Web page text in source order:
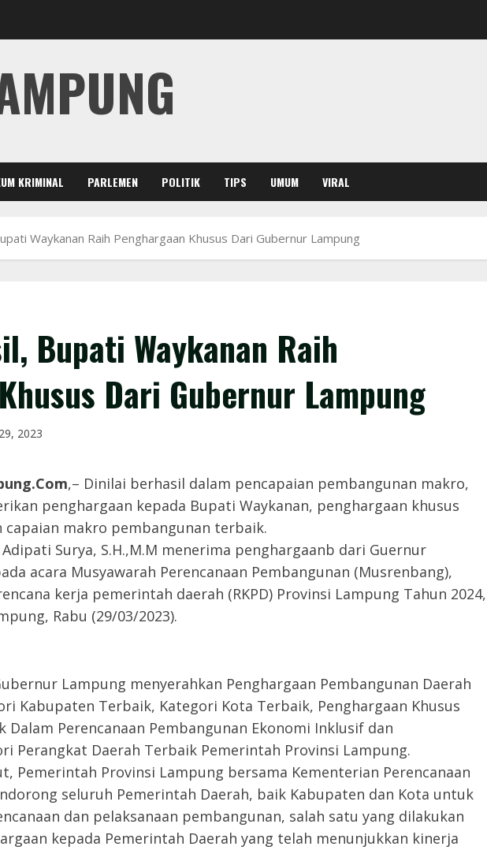
KRIMINAL PARLEMEN POLITIK TIPS UMUM VIRAL
Waykanan Raih Penghargaan Khusus Dari Gubernur Lampung
Bupati Waykanan Raih
Dari Gubernur Lampung
2023
,– Dinilai berhasil dalam pencapaian pembangunan makro,
penghargaan kepada Bupati Waykanan, penghargaan khusus
makro pembangunan terbaik.
Surya, S.H.,M.M menerima penghargaanb dari Guernur
acara Musyawarah Perencanaan Pembangunan (Musrenbang),
kerja pemerintah daerah (RKPD) Provinsi Lampung Tahun 2024,
Rabu (29/03/2023).
Lampung menyerahkan Penghargaan Pembangunan Daerah
Kabupaten Terbaik, Kategori Kota Terbaik, Penghargaan Khusus
Perencanaan Pembangunan Ekonomi Inklusif dan
Perangkat Daerah Terbaik Pemerintah Provinsi Lampung.
Pemerintah Provinsi Lampung bersama Kementerian Perencanaan
seluruh Pemerintah Daerah, baik Kabupaten dan Kota untuk
dan pelaksanaan pembangunan, salah satu yang dilakukan
kepada Pemerintah Daerah yang telah menunjukkan kinerja